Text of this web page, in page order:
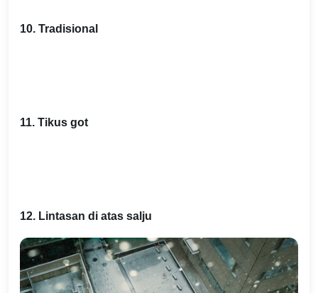
10. Tradisional
11. Tikus got
12. Lintasan di atas salju